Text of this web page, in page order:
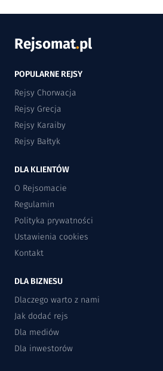
Rejsomat.pl
POPULARNE REJSY
Rejsy Chorwacja
Rejsy Grecja
Rejsy Karaiby
Rejsy Bałtyk
DLA KLIENTÓW
O Rejsomacie
Regulamin
Polityka prywatności
Ustawienia cookies
Kontakt
DLA BIZNESU
Dlaczego warto z nami
Jak dodać rejs
Dla mediów
Dla inwestorów